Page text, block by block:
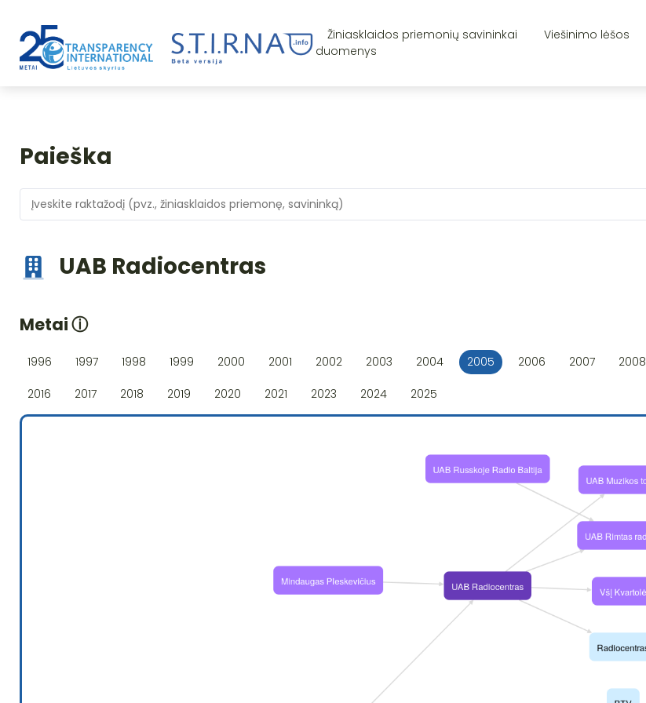
Žiniasklaidos priemonių savininkai Viešinimo lėšos
duomenys
Paieška
UAB Radiocentras
Metaiⓘ
1996 1997 1998 1999 2000 2001 2002 2003 2004 2005 2006 2007 2008
2016 2017 2018 2019 2020 2021 2023 2024 2025